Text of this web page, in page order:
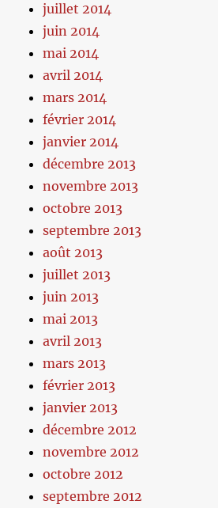
juillet 2014
juin 2014
mai 2014
avril 2014
mars 2014
février 2014
janvier 2014
décembre 2013
novembre 2013
octobre 2013
septembre 2013
août 2013
juillet 2013
juin 2013
mai 2013
avril 2013
mars 2013
février 2013
janvier 2013
décembre 2012
novembre 2012
octobre 2012
septembre 2012